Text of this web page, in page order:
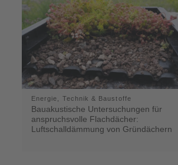
Energie, Technik & Baustoffe
Bauakustische Untersuchungen für
anspruchsvolle Flachdächer:
Luftschalldämmung von Gründächern